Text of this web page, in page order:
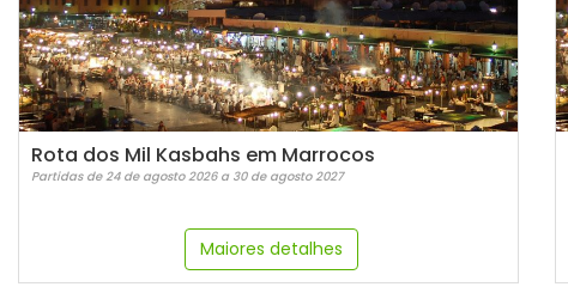
Rota dos Mil Kasbahs em Marrocos
Partidas de 24 de agosto 2026 a 30 de agosto 2027
Maiores detalhes